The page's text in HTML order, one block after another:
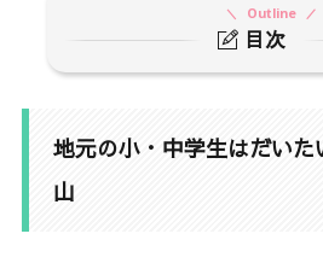
目次
Outline
1. 地元の小・中学生はだいたい
地元の小・中学生はだい
山